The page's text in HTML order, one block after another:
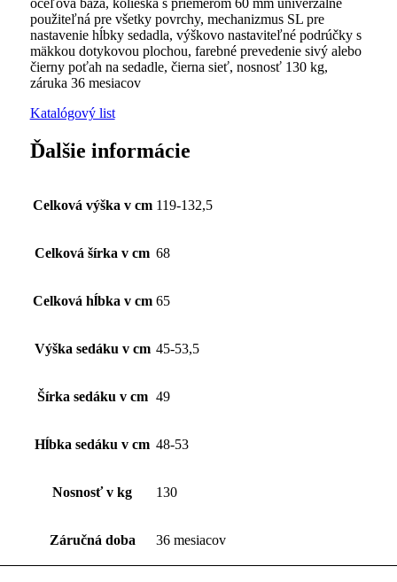
oceľová báza, kolieska s priemerom 60 mm univerzálne
použiteľná pre všetky povrchy, mechanizmus SL pre
nastavenie hĺbky sedadla, výškovo nastaviteľné podrúčky s
mäkkou dotykovou plochou, farebné prevedenie sivý alebo
čierny poťah na sedadle, čierna sieť, nosnosť 130 kg,
záruka 36 mesiacov
Katalógový list
Ďalšie informácie
Celková výška v cm 119-132,5
Celková šírka v cm 68
Celková hĺbka v cm 65
Výška sedáku v cm 45-53,5
Šírka sedáku v cm 49
Hĺbka sedáku v cm 48-53
Nosnosť v kg 130
Záručná doba 36 mesiacov